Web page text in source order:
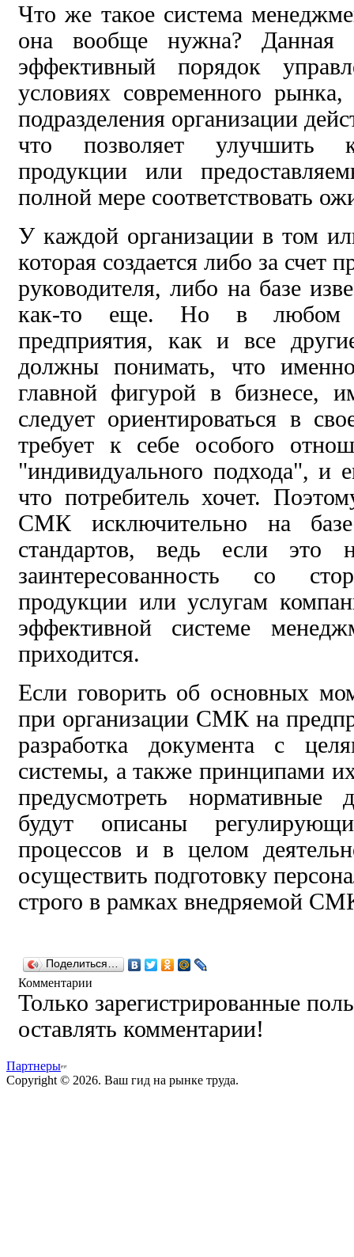
Что же такое система
она вообще нужна? Данная
эффективный порядок
условиях современного
подразделения организации
что позволяет улучшить
продукции или
полной мере соответствовать
У каждой организации в том
которая создается либо за счет
руководителя, либо на базе
как-то еще. Но в любом
предприятия, как и все
должны понимать, что именно
главной фигурой в бизнесе,
следует ориентироваться в
требует к себе особого
"индивидуального подхода", и
что потребитель хочет.
СМК исключительно на
стандартов, ведь если это
заинтересованность со
продукции или услугам
эффективной системе
приходится.
Если говорить об основных
при организации СМК на
разработка документа с
системы, а также принципами
предусмотреть
будут описаны
процессов и в целом
осуществить подготовку
строго в рамках внедряемой
Поделиться…
Комментарии
Только зарегистрированные
оставлять комментарии!
Партнеры
Copyright © 2026. Ваш гид на рынке труда.